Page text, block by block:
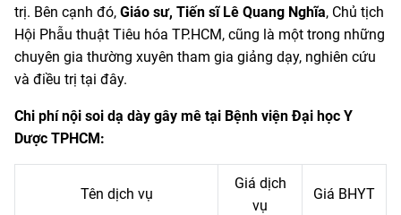
trị. Bên cạnh đó, Giáo sư, Tiến sĩ Lê Quang Nghĩa, Chủ tịch
Hội Phẫu thuật Tiêu hóa TP.HCM, cũng là một trong những
chuyên gia thường xuyên tham gia giảng dạy, nghiên cứu
và điều trị tại đây.
Chi phí nội soi dạ dày gây mê tại Bệnh viện Đại học Y
Dược TPHCM:
Tên dịch vụ
Giá dịch
vụ
Giá BHYT